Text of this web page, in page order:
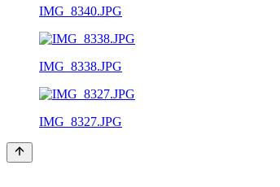
IMG_8340.JPG
IMG_8338.JPG
IMG_8327.JPG